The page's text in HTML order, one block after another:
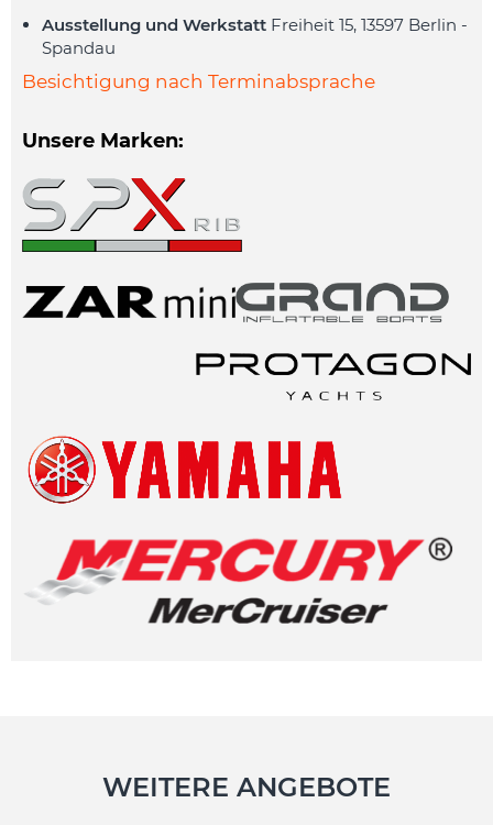
Ausstellung und Werkstatt Freiheit 15, 13597 Berlin -
Spandau
Besichtigung nach Terminabsprache
Unsere Marken:
WEITERE ANGEBOTE